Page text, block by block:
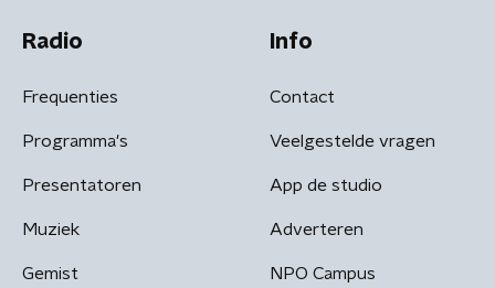
Radio
Frequenties
Programma's
Presentatoren
Muziek
Gemist
Info
Contact
Veelgestelde vragen
App de studio
Adverteren
NPO Campus